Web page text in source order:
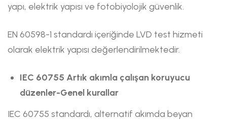
yapı, elektrik yapısı ve fotobiyolojik güvenlik.
EN 60598-1 standardı içeriğinde LVD test hizmeti
olarak elektrik yapısı değerlendirilmektedir.
IEC 60755 Artık akımla çalışan koruyucu
düzenler-Genel kurallar
IEC 60755 standardı, alternatif akımda beyan